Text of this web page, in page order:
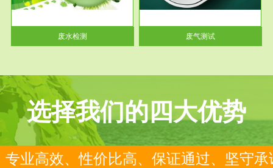
废水检测
废气和无机废气。有机废气主要
包括...
废气测试
选择我们的四大优势
专业高效、性价比高、保证通过、坚守承